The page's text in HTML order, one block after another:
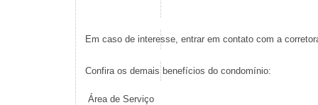
Em caso de interesse, entrar em contato com a
Confira os demais benefícios do condomínio:
Área de Serviço